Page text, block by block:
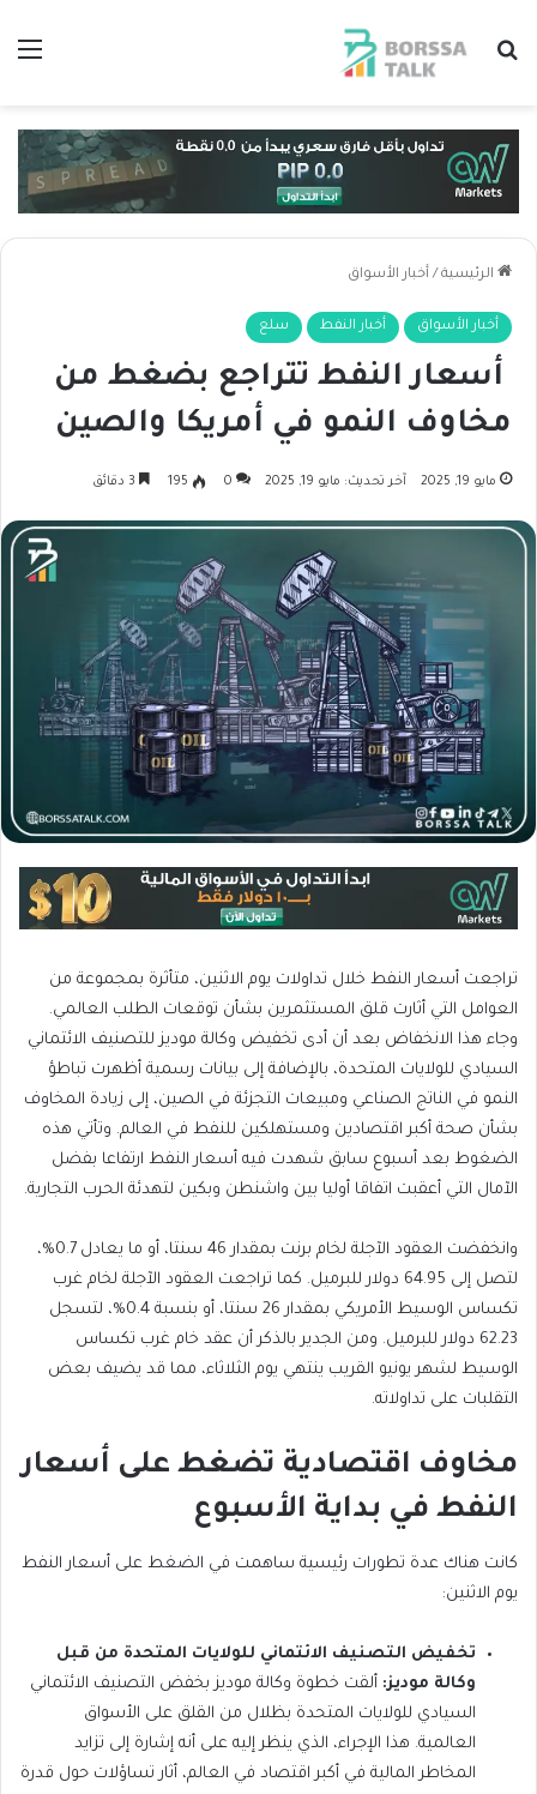
بحث عن
الرئيسية / أخبار الأسواق
أخبار الأسواق أخبار النفط سلع
أسعار النفط تتراجع بضغط من
مخاوف النمو في أمريكا والصين
مايو 19, 2025 آخر تحديث: مايو 19, 2025 0
195
تراجعت أسعار النفط خلال تداولات يوم الاثنين، متأثرة بمجموعة من
العوامل التي أثارت قلق المستثمرين بشأن توقعات الطلب العالمي.
وجاء هذا الانخفاض بعد أن أدى تخفيض وكالة موديز للتصنيف الائتماني
السيادي للولايات المتحدة، بالإضافة إلى بيانات رسمية أظهرت تباطؤ
النمو في الناتج الصناعي ومبيعات التجزئة في الصين، إلى زيادة المخاوف
بشأن صحة أكبر اقتصادين ومستهلكين للنفط في العالم. وتأتي هذه
الضغوط بعد أسبوع سابق شهدت فيه أسعار النفط ارتفاعا بفضل
الآمال التي أعقبت اتفاقا أوليا بين واشنطن وبكين لتهدئة الحرب التجارية.
وانخفضت العقود الآجلة لخام برنت بمقدار 46 سنتا، أو ما يعادل 0.7%،
لتصل إلى 64.95 دولار للبرميل. كما تراجعت العقود الآجلة لخام غرب
تكساس الوسيط الأمريكي بمقدار 26 سنتا، أو بنسبة 0.4%، لتسجل
62.23 دولار للبرميل. ومن الجدير بالذكر أن عقد خام غرب تكساس
الوسيط لشهر يونيو القريب ينتهي يوم الثلاثاء، مما قد يضيف بعض
التقلبات على تداولاته.
مخاوف اقتصادية تضغط على أسعار
النفط في بداية الأسبوع
كانت هناك عدة تطورات رئيسية ساهمت في الضغط على أسعار النفط
يوم الاثنين:
تخفيض التصنيف الائتماني للولايات المتحدة من قبل
وكالة موديز: ألقت خطوة وكالة موديز بخفض التصنيف الائتماني
السيادي للولايات المتحدة بظلال من القلق على الأسواق
العالمية. هذا الإجراء، الذي ينظر إليه على أنه إشارة إلى تزايد
المخاطر المالية في أكبر اقتصاد في العالم، أثار تساؤلات حول قدرة